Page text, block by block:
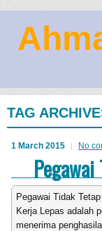
TAG
1 March 2015 No
Pegawai Tidak
Kerja Lepas adalah
menerima